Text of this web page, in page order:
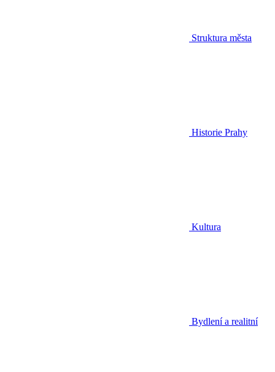
Struktura města
Historie Prahy
Kultura
Bydlení a realitní